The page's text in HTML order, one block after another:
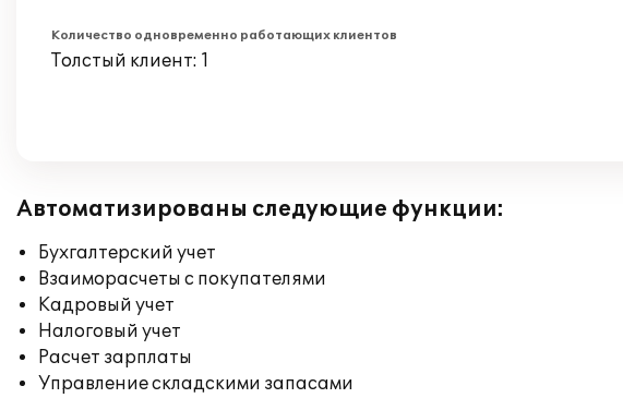
Количество одновременно работающих клиентов
Толстый клиент: 1
Автоматизированы следующие функции:
Бухгалтерский учет
Взаиморасчеты с покупателями
Кадровый учет
Налоговый учет
Расчет зарплаты
Управление складскими запасами